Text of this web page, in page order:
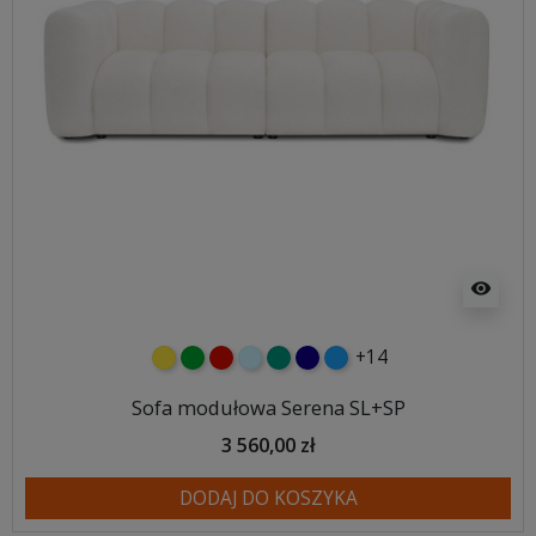
visibility
żółtyzielonyczerwony
błękitnyturkusowy
granatowy
niebieski
+14
Sofa modułowa Serena SL+SP
3 560,00 zł
DODAJ DO KOSZYKA